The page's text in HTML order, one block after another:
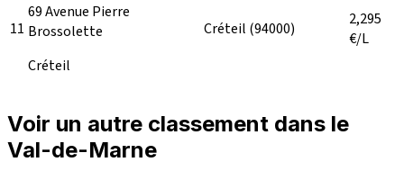
11
69 Avenue Pierre
Brossolette
Créteil
Créteil (94000)
2,295
€/L
Voir un autre classement dans le
Val-de-Marne